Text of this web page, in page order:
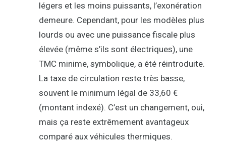
légers et les moins puissants, l’exonération
demeure. Cependant, pour les modèles plus
lourds ou avec une puissance fiscale plus
élevée (même s’ils sont électriques), une
TMC minime, symbolique, a été réintroduite.
La taxe de circulation reste très basse,
souvent le minimum légal de 33,60 €
(montant indexé). C’est un changement, oui,
mais ça reste extrêmement avantageux
comparé aux véhicules thermiques.